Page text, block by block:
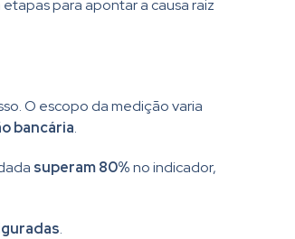
para apontar a causa raiz
O escopo da medição varia
bancária.
superam 80%no indicador,
.